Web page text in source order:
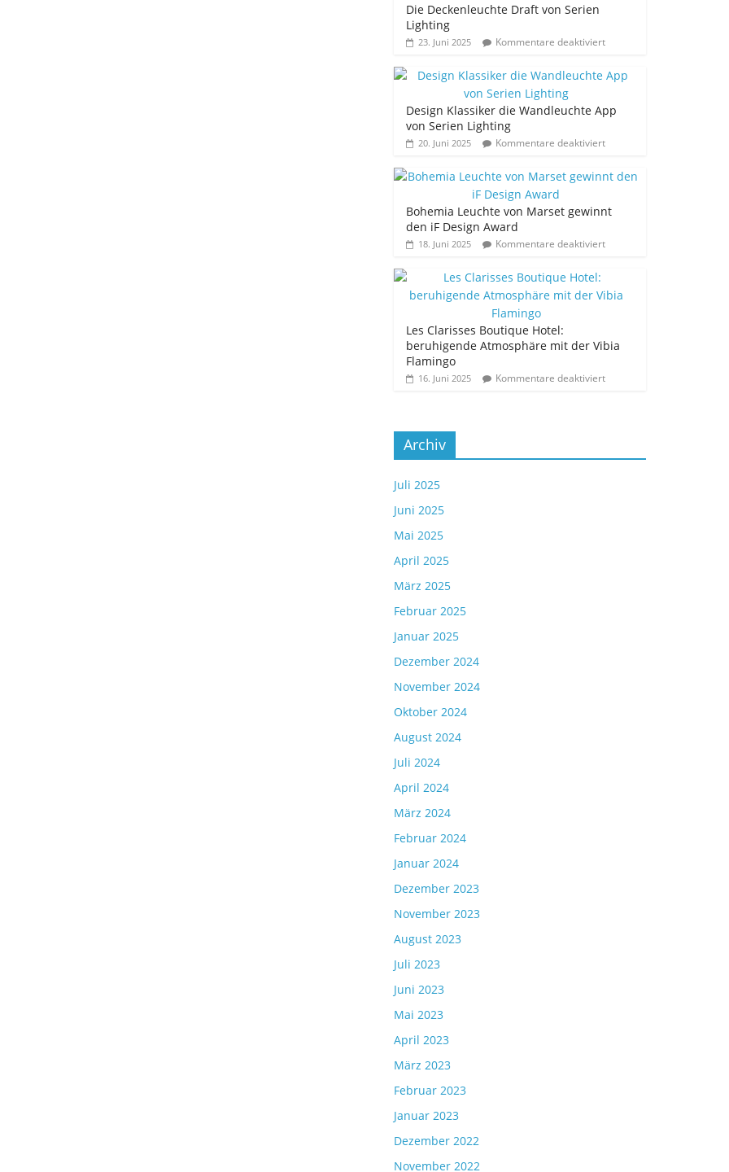
Die Deckenleuchte Draft von Serien
Lighting
23. Juni 2025 Kommentare deaktiviert
Design Klassiker die Wandleuchte App
von Serien Lighting
20. Juni 2025 Kommentare deaktiviert
Bohemia Leuchte von Marset gewinnt
den iF Design Award
18. Juni 2025 Kommentare deaktiviert
Les Clarisses Boutique Hotel:
beruhigende Atmosphäre mit der Vibia
Flamingo
16. Juni 2025 Kommentare deaktiviert
Archiv
Juli 2025
Juni 2025
Mai 2025
April 2025
März 2025
Februar 2025
Januar 2025
Dezember 2024
November 2024
Oktober 2024
August 2024
Juli 2024
April 2024
März 2024
Februar 2024
Januar 2024
Dezember 2023
November 2023
August 2023
Juli 2023
Juni 2023
Mai 2023
April 2023
März 2023
Februar 2023
Januar 2023
Dezember 2022
November 2022